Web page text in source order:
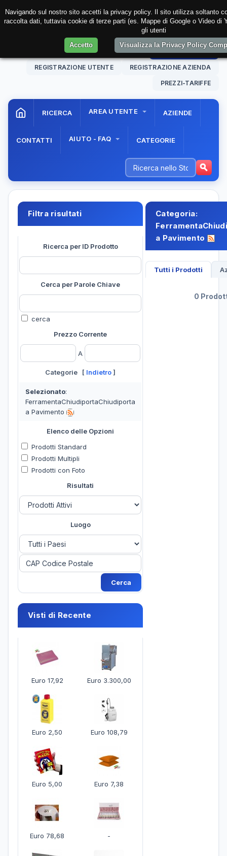
14:18:28 AREA RISERVATA
REGISTRAZIONE UTENTE REGISTRAZIONE AZIENDA
PREZZI-TARIFFE
RICERCA AREA UTENTE AZIENDE
CONTATTI AIUTO - FAQ CATEGORIE
Filtra risultati
Ricerca per ID Prodotto
Cerca per Parole Chiave
cerca
Prezzo Corrente
A
Categorie [ Indietro]
Selezionato:
FerramentaChiudiportaChiudiporta
a Pavimento
Elenco delle Opzioni
Prodotti Standard
Prodotti Multipli
Prodotti con Foto
Risultati
Luogo
Visti di Recente
Euro 17,92 Euro 3.300,00
Euro 2,50 Euro 108,79
Euro 5,00 Euro 7,38
Euro 78,68 -
Categoria:
a Pavimento
Tutti i Prodotti
0
Navigando sul nostro sito accetti la privacy policy. Il sito utilizza soltanto
raccolta dati, tuttavia cookie di terze parti (es. Mappe di Google o Video di
gli utenti
Accetto
Visualizza la Privacy Policy